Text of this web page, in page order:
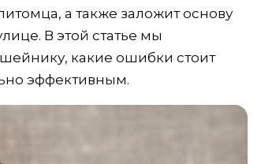
а также заложит основу
В этой статье мы
какие ошибки стоит
эффективным.